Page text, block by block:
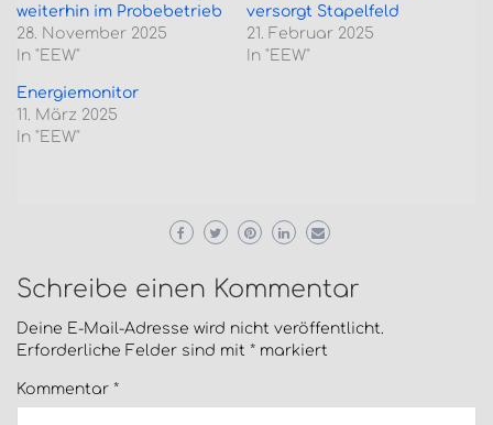
weiterhin im Probebetrieb
28. November 2025
In "EEW"
versorgt Stapelfeld
21. Februar 2025
In "EEW"
Energiemonitor
11. März 2025
In "EEW"
Schreibe einen Kommentar
Deine E-Mail-Adresse wird nicht veröffentlicht.
Erforderliche Felder sind mit * markiert
Kommentar *